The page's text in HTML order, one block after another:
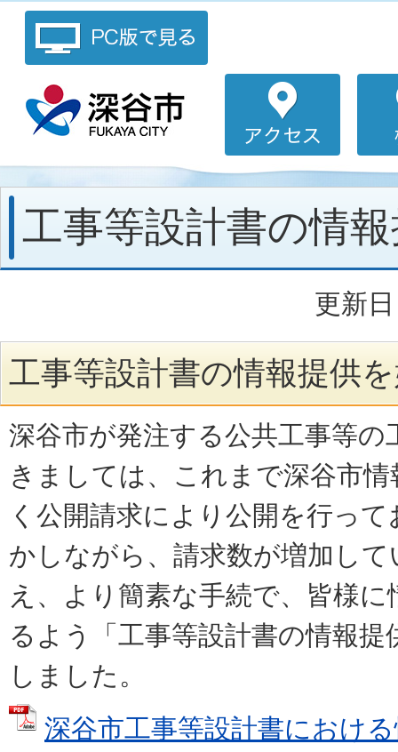
工事等設計書の情
更新
工事等設計書の情報提供
深谷市が発注する公共工事等の
きましては、これまで深谷市
く公開請求により公開を行っ
かしながら、請求数が増加し
え、より簡素な手続で、皆様
るよう「工事等設計書の情報
しました。
深谷市工事等設計書におけ